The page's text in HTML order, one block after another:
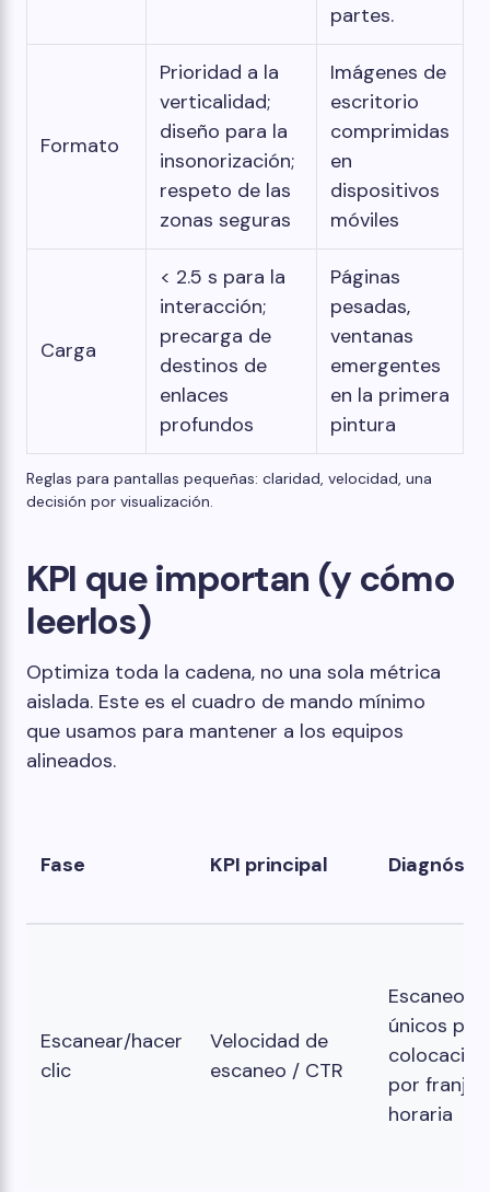
partes.
Formato
Prioridad a la
verticalidad;
diseño para la
insonorización;
respeto de las
zonas seguras
Imágenes de
escritorio
comprimidas
en
dispositivos
móviles
Carga
< 2.5 s para la
interacción;
precarga de
destinos de
enlaces
profundos
Páginas
pesadas,
ventanas
emergentes
en la primera
pintura
Reglas para pantallas pequeñas: claridad, velocidad, una
decisión por visualización.
KPI que importan (y cómo
leerlos)
Optimiza toda la cadena, no una sola métrica
aislada. Este es el cuadro de mando mínimo
que usamos para mantener a los equipos
alineados.
Fase KPI principal
Escanear/hacer
clic
Velocidad de
escaneo / CTR
Escaneos
únicos por
colocación,
por franja
horaria